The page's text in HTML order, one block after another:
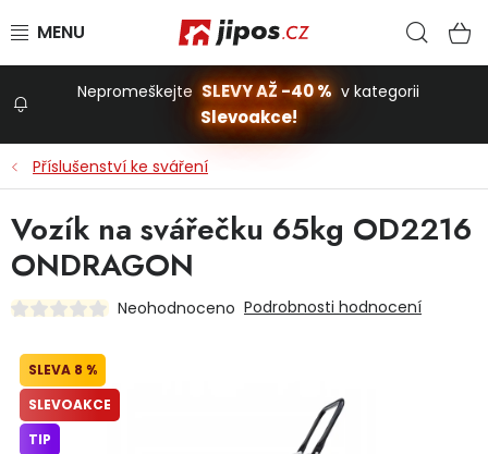
Stavba a dům
Dílna
Domácnost
Nepromeškejte SLEVY AŽ -40 % v kategorii
Slevoakce!
Příslušenství ke sváření
Vozík na svářečku 65kg OD2216
ONDRAGON
Neohodnoceno Podrobnosti hodnocení
8 %
SLEVOAKCE
TIP